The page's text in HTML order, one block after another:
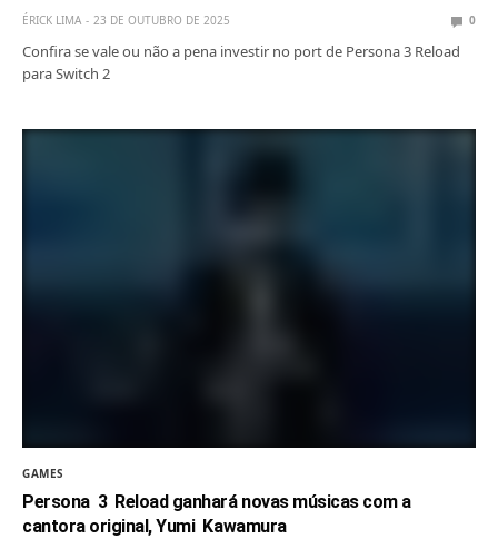
ÉRICK LIMA 23 DE OUTUBRO DE 2025 0
Confira se vale ou não a pena investir no port de Persona 3 Reload
para Switch 2
GAMES
Persona 3 Reload ganhará novas músicas com a
cantora original, Yumi Kawamura